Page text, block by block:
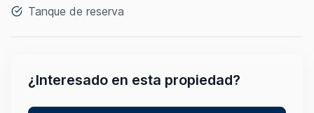
Tanque de reserva
¿Interesado en esta propiedad?